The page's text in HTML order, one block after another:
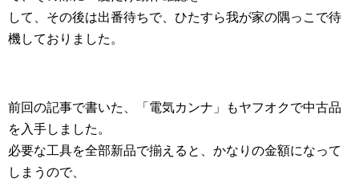
して、その後は出番待ちで、ひたすら我が家の隅っこで待
機しておりました。
前回の記事で書いた、「電気カンナ」もヤフオクで中古品
を入手しました。
必要な工具を全部新品で揃えると、かなりの金額になって
しまうので、